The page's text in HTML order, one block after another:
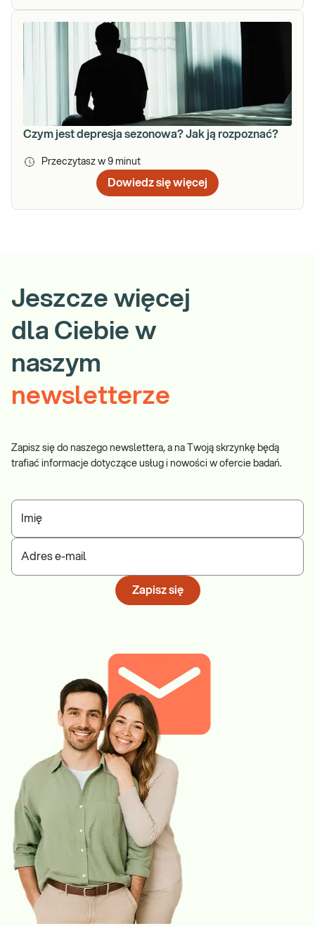
Czym jest depresja sezonowa? Jak ją rozpoznać?
Przeczytasz w 9 minut
Dowiedz się więcej
Jeszcze więcej
dla Ciebie w
naszym
newsletterze
Zapisz się do naszego newslettera, a na Twoją skrzynkę będą
trafiać informacje dotyczące usług i nowości w ofercie badań.
Imię
Adres e-mail
Zapisz się